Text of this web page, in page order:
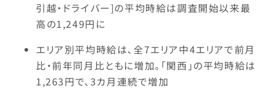
引越・ドライバー]の平均時給は調査開始以来最
高の1,249円に
エリア別平均時給は、全7エリア中4エリアで前月
比・前年同月比ともに増加。「関西」の平均時給は
1,263円で、3カ月連続で増加